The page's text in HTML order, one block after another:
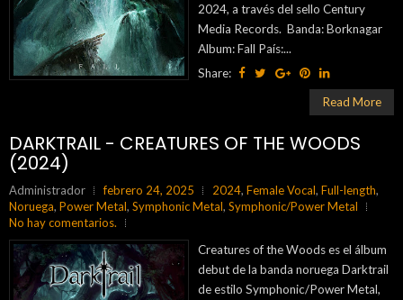
2024, a través del sello Century
Media Records. Banda: Borknagar
Album: Fall País:...
Share:
Read More
DARKTRAIL - CREATURES OF THE WOODS
(2024)
Administrador febrero 24, 2025 2024, Female Vocal, Full-length,
Noruega, Power Metal, Symphonic Metal, Symphonic/Power Metal
No hay comentarios.
Creatures of the Woods es el álbum
debut de la banda noruega Darktrail
de estilo Symphonic/Power Metal,